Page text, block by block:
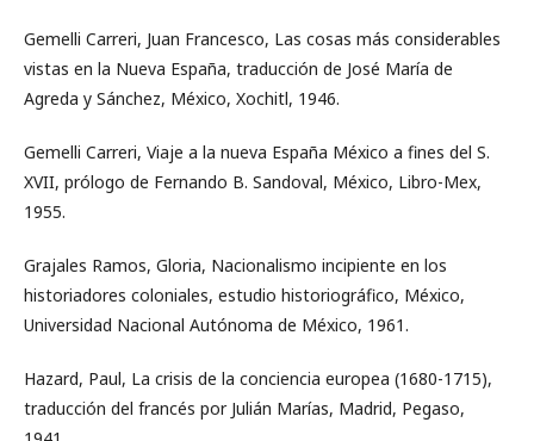
Gemelli Carreri, Juan Francesco, Las cosas más considerables
vistas en la Nueva España, traducción de José María de
Agreda y Sánchez, México, Xochitl, 1946.
Gemelli Carreri, Viaje a la nueva España México a fines del S.
XVII, prólogo de Fernando B. Sandoval, México, Libro-Mex,
1955.
Grajales Ramos, Gloria, Nacionalismo incipiente en los
historiadores coloniales, estudio historiográfico, México,
Universidad Nacional Autónoma de México, 1961.
Hazard, Paul, La crisis de la conciencia europea (1680-1715),
traducción del francés por Julián Marías, Madrid, Pegaso,